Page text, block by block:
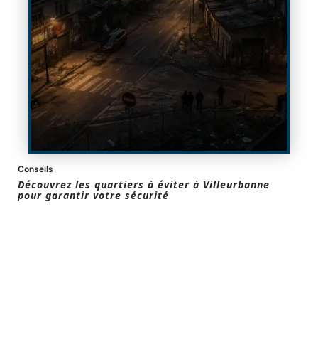
Conseils
Découvrez les quartiers à éviter à Villeurbanne
pour garantir votre sécurité